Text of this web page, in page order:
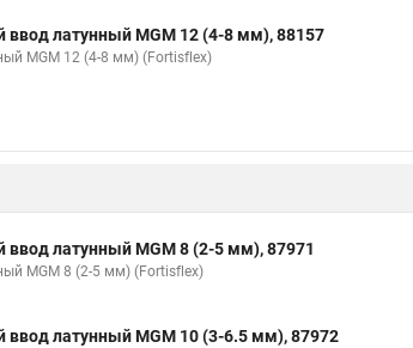
ввод латунный МGM 12 (4-8 мм), 88157
МGM 12 (4-8 мм) (Fortisflex)
латунный МGM 8 (2-5 мм), 87971
МGM 8 (2-5 мм) (Fortisflex)
ввод латунный МGM 10 (3-6.5 мм), 87972